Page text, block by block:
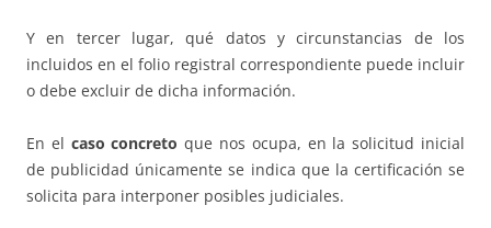
Y en tercer lugar, qué datos y circunstancias de los
incluidos en el folio registral correspondiente puede incluir
o debe excluir de dicha información.
En el caso concreto que nos ocupa, en la solicitud inicial
de publicidad únicamente se indica que la certificación se
solicita para interponer posibles judiciales.